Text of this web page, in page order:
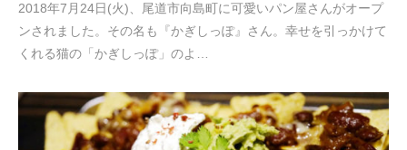
2018年7月24日(火)、尾道市向島町に可愛いパン屋さんがオープ
ンされました。その名も『かぎしっぽ』さん。幸せを引っかけて
くれる猫の「かぎしっぽ」のよ…